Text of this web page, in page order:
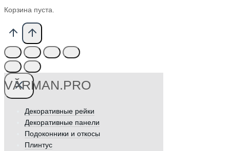
Корзина пуста.
VӐRMAN.PRO
Декоративные рейки
Декоративные панели
Подоконники и откосы
Плинтус